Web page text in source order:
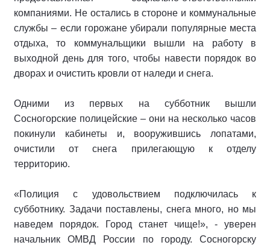
компаниями. Не остались в стороне и коммунальные
службы – если горожане убирали популярные места
отдыха, то коммунальщики вышли на работу в
выходной день для того, чтобы навести порядок во
дворах и очистить кровли от наледи и снега.
Одними из первых на субботник вышли
Сосногорские полицейские – они на несколько часов
покинули кабинеты и, вооружившись лопатами,
очистили от снега прилегающую к отделу
территорию.
«Полиция с удовольствием подключилась к
субботнику. Задачи поставлены, снега много, но мы
наведем порядок. Город станет чище!», - уверен
начальник ОМВД России по городу. Сосногорску